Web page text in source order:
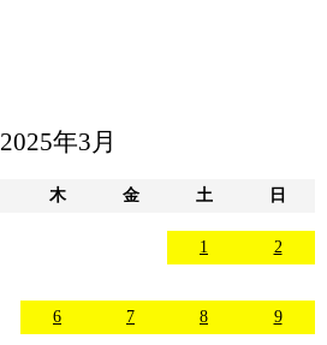
2025年3月
木 金 土 日
1 2
6 7 8 9